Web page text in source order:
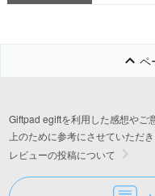
ペ
Giftpad egiftを利用した感想やご
上のために参考にさせていただき
レビューの投稿について